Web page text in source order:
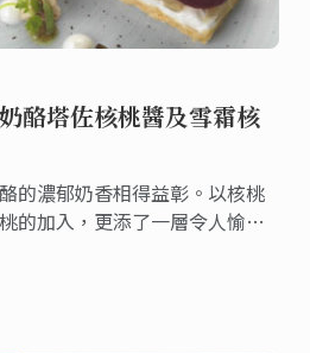
酪塔佐核桃醬及雪霜核
的濃郁奶香相得益彰。以核桃
的加入，更添了一層令人愉快